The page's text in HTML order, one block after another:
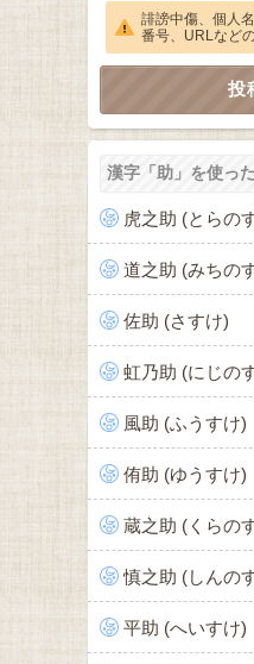
誹謗中傷、個人
番号、URLなど
漢字「助」を使っ
虎之助 (とらの
道之助 (みちの
佐助 (さすけ)
虹乃助 (にじの
風助 (ふうすけ)
侑助 (ゆうすけ)
蔵之助 (くらの
慎之助 (しんの
平助 (へいすけ)